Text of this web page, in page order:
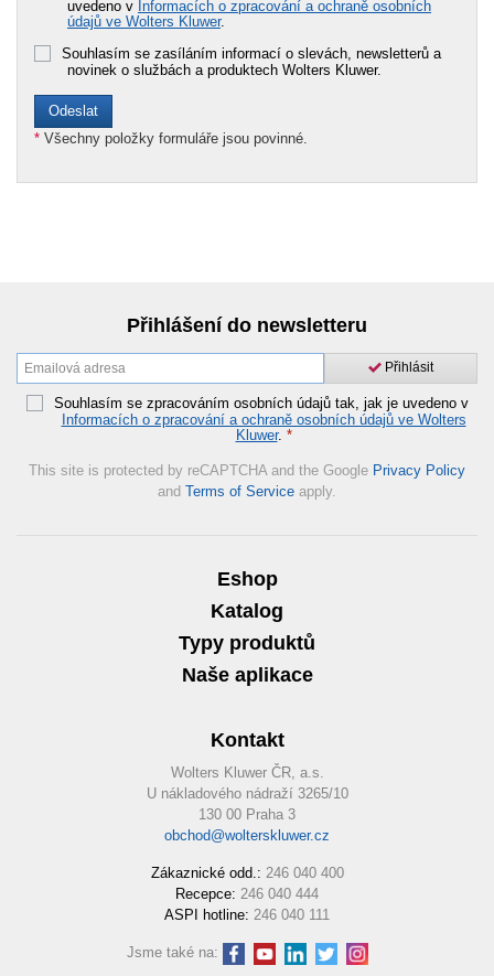
uvedeno v Informacích o zpracování a ochraně osobních
údajů ve Wolters Kluwer.
Souhlasím se zasíláním informací o slevách, newsletterů a
novinek o službách a produktech Wolters Kluwer.
* Všechny položky formuláře jsou povinné.
Přihlášení do newsletteru
Přihlásit
Souhlasím se zpracováním osobních údajů tak, jak je uvedeno v
Informacích o zpracování a ochraně osobních údajů ve Wolters
Kluwer. *
This site is protected by reCAPTCHA and the Google Privacy Policy
and Terms of Service apply.
Eshop
Katalog
Typy produktů
Naše aplikace
Kontakt
Wolters Kluwer ČR, a.s.
U nákladového nádraží 3265/10
130 00 Praha 3
obchod@wolterskluwer.cz
Zákaznické odd.: 246 040 400
Recepce: 246 040 444
ASPI hotline: 246 040 111
Jsme také na: